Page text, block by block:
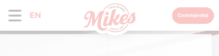
EN Commandez